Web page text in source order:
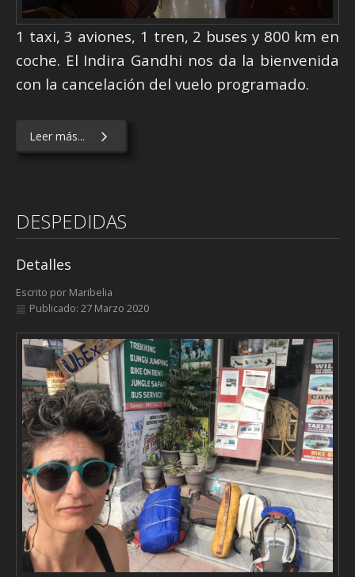
1 taxi, 3 aviones, 1 tren, 2 buses y 800 km en
coche. El Indira Gandhi nos da la bienvenida
con la cancelación del vuelo programado.
Leer más...
DESPEDIDAS
Detalles
Escrito por Maribelia
Publicado: 27 Marzo 2020